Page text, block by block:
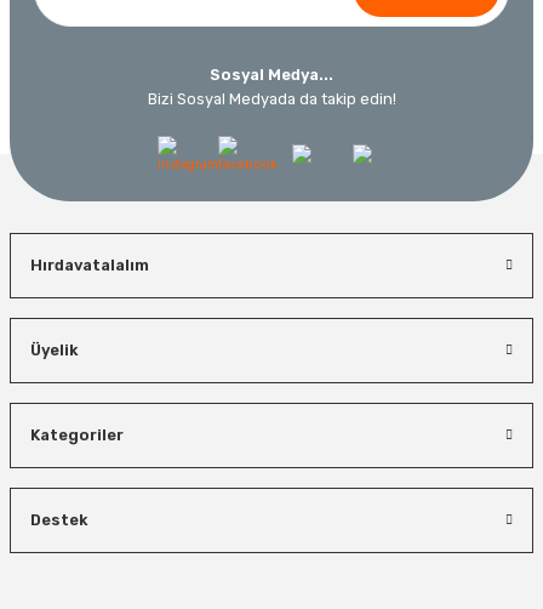
Sosyal Medya...
Bizi Sosyal Medyada da takip edin!
Hırdavatalalım
Üyelik
Kategoriler
Destek